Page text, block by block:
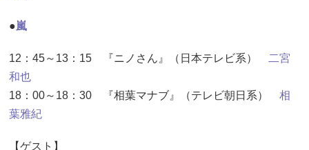
●嵐
12：45～13：15 『ニノさん』（日本テレビ系）
二宮
和也
18：00～18：30 『相葉マナブ』（テレビ朝日系） 相
葉雅紀
【ゲスト】